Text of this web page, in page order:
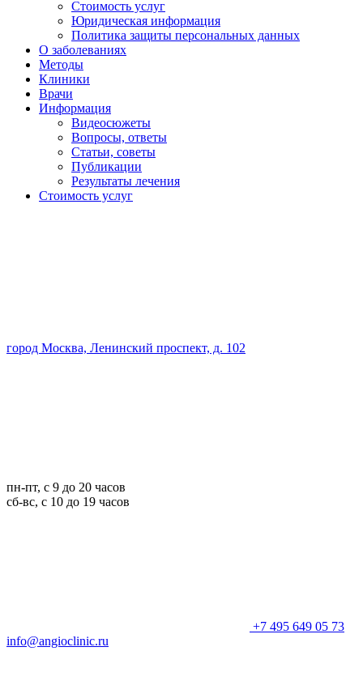
Стоимость услуг
Юридическая информация
Политика защиты персональных данных
О заболеваниях
Методы
Клиники
Врачи
Информация
Видеосюжеты
Вопросы, ответы
Статьи, советы
Публикации
Результаты лечения
Стоимость услуг
город Москва, Ленинский проспект, д. 102
пн-пт, с 9 до 20 часов
сб-вс, с 10 до 19 часов
+7 495 649 05 73
info@angioclinic.ru